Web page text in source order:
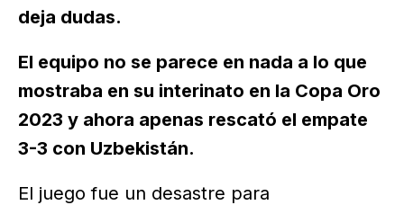
deja dudas.
El equipo no se parece en nada a lo que
mostraba en su interinato en la Copa Oro
2023 y ahora apenas rescató el empate
3-3 con Uzbekistán.
El juego fue un desastre para